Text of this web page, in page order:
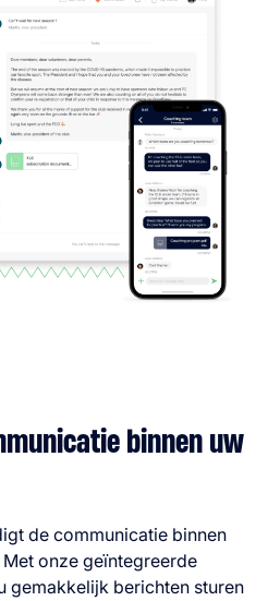
binnen uw
de communicatie binnen
onze geïntegreerde
gemakkelijk berichten sturen